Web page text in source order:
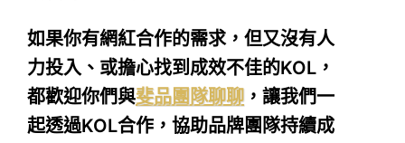
如果你有網紅合作的需求，但又沒有人
力投入、或擔心找到成效不佳的KOL，
都歡迎你們與斐品團隊聊聊 ，讓我們一
起透過KOL合作，協助品牌團隊持續成